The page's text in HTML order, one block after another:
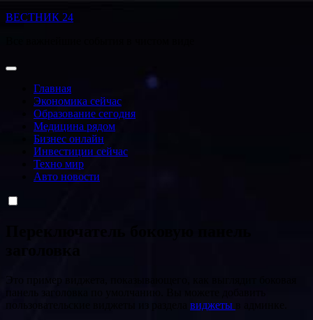
Перейти
ВЕСТНИК 24
Главная
Экономика сейчас
Образование сегодня
Медицина рядом
Бизнес онлайн
Инвестиции сейчас
Техно мир
Авто новости
Это пример виджета, показывающего, как выглядит боковая
пользовательские виджеты из раздела виджеты